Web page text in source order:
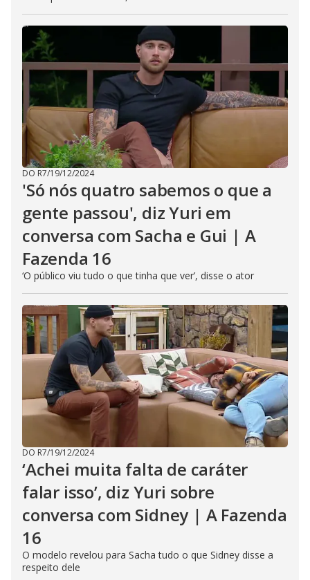
DO R7/19/12/2024
'Só nós quatro sabemos o que a
gente passou', diz Yuri em
conversa com Sacha e Gui | A
Fazenda 16
‘O público viu tudo o que tinha que ver’, disse o ator
DO R7/19/12/2024
‘Achei muita falta de caráter
falar isso’, diz Yuri sobre
conversa com Sidney | A Fazenda
16
O modelo revelou para Sacha tudo o que Sidney disse a
respeito dele